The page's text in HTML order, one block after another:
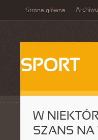
Strona główna
SPORT
W
SZANS NA